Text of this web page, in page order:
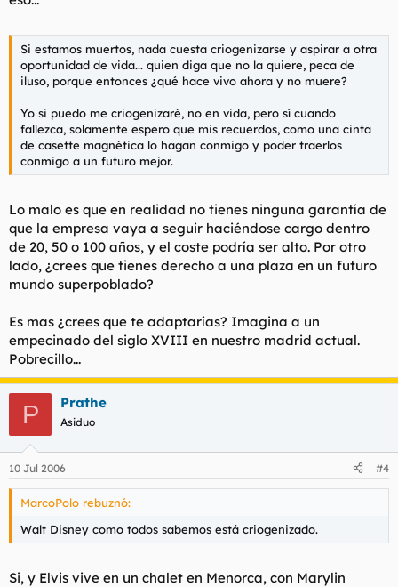
Si estamos muertos, nada cuesta criogenizarse y aspirar a otra
oportunidad de vida... quien diga que no la quiere, peca de
iluso, porque entonces ¿qué hace vivo ahora y no muere?
Yo si puedo me criogenizaré, no en vida, pero sí cuando
fallezca, solamente espero que mis recuerdos, como una cinta
de casette magnética lo hagan conmigo y poder traerlos
conmigo a un futuro mejor.
Lo malo es que en realidad no tienes ninguna garantía de
que la empresa vaya a seguir haciéndose cargo dentro
de 20, 50 o 100 años, y el coste podría ser alto. Por otro
lado, ¿crees que tienes derecho a una plaza en un futuro
mundo superpoblado?
Es mas ¿crees que te adaptarías? Imagina a un
empecinado del siglo XVIII en nuestro madrid actual.
Pobrecillo...
P Prathe
Asiduo
10 Jul 2006 #4
MarcoPolo rebuznó:
Walt Disney como todos sabemos está criogenizado.
Si, y Elvis vive en un chalet en Menorca, con Marylin